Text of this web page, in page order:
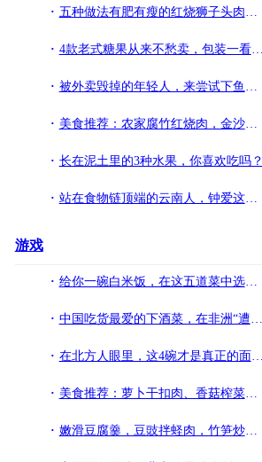
五种做法有肥有瘦的红烧狮子头肉红润油亮令人无法抵挡的顶级美味
4款老式糖果从来不愁卖，包装一看就亲切，国人怎么吃都不腻
被外卖毁掉的年轻人，来尝试下鱼香滑肉吧，疫情宅在家做饭也挺好
美食推荐：农家腐竹红烧肉，金沙虾仁，虾仁丸子汤面，凉拌龙须菜
长在泥土里的3种水果，你喜欢吃吗？
站在食物链顶端的云南人，钟爱这种特有水果，简单易做样式繁多
游戏
给你一碗白米饭，在这五道菜中选一道，你会选哪做一道呢？
中国吃货最爱的下酒菜，在非洲“遭嫌弃”，白菜价都没人买
在北方人眼里，这4碗才是真正的面，其他的都只配做方便面
美食推荐：萝卜干扣肉、香菇榨菜蒸排骨、香辣炒蟹制作方法
嫩滑豆腐羹，豆豉拌蛏肉，竹笋炒腊肉，菱角鸡子焖青头鸭